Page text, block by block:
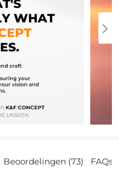
Beoordelingen (73) FAQs